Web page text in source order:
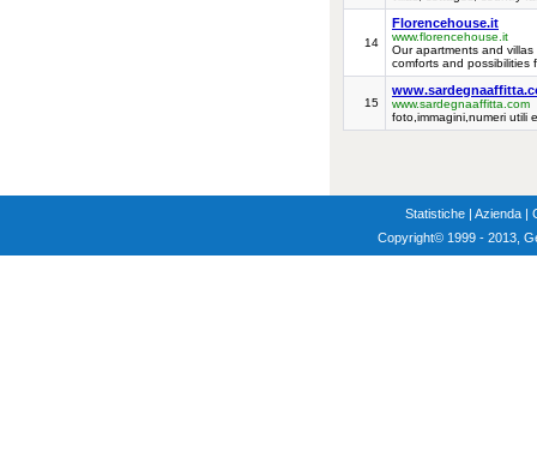
14
Florencehouse.it
www.florencehouse.it
Our apartments and
comforts and possibilities
15
www.sardegnaaffitta.com
foto,immagini,numeri utili
Statistiche | Azienda |
Copyright© 1999 - 2013,